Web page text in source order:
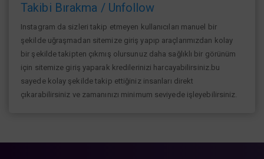
Takibi Bırakma / Unfollow
Instagram da sizleri takip etmeyen kullanıcıları manuel bir
şekilde uğraşmadan sitemize giriş yapıp araçlarımızdan kolay
bir şekilde takipten çıkmış olursunuz daha sağlıklı bir görünüm
için sitemize giriş yaparak kredilerinizi harcayabilirsiniz.bu
sayede kolay şekilde takip ettiğiniz insanları direkt
çıkarabilirsiniz ve zamanınızı minimum seviyede işleyebilirsiniz.